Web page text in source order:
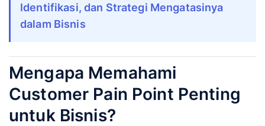
Identifikasi, dan Strategi Mengatasinya
dalam Bisnis
Mengapa Memahami
Customer Pain Point Penting
untuk Bisnis?